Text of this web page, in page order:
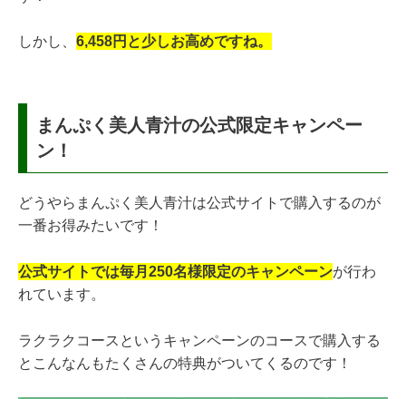
しかし、 6,458円と少しお高めですね。
まんぷく美人青汁の公式限定キャンペー
ン！
どうやらまんぷく美人青汁は公式サイトで購入するのが
一番お得みたいです！
公式サイトでは毎月250名様限定のキャンペーンが行わ
れています。
ラクラクコースというキャンペーンのコースで購入する
とこんなんもたくさんの特典がついてくるのです！